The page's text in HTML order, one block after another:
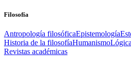
Filosofía
Antropología filosóficaEpistemología
Historia de la filosofíaHumanismoLógica
Revistas académicas